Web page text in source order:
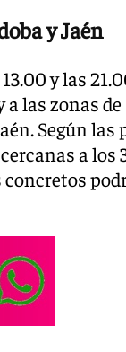
y Jaén
y las
a las zonas
Según
a los
concretos